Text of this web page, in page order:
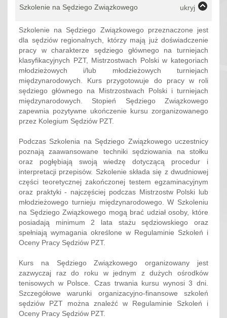
Szkolenie na Sędziego Związkowego ukryj
Szkolenie na Sędziego Związkowego przeznaczone jest
dla sędziów regionalnych, którzy mają już doświadczenie
pracy w charakterze sędziego głównego na turniejach
klasyfikacyjnych PZT, Mistrzostwach Polski w kategoriach
młodzieżowych i/lub młodzieżowych turniejach
międzynarodowych. Kurs przygotowuje do pracy w roli
sędziego głównego na Mistrzostwach Polski i turniejach
międzynarodowych. Stopień Sędziego Związkowego
zapewnia pozytywne ukończenie kursu zorganizowanego
przez Kolegium Sędziów PZT.
Podczas Szkolenia na Sędziego Związkowego uczestnicy
poznają zaawansowane techniki sędziowania na stołku
oraz pogłębiają swoją wiedzę dotyczącą procedur i
interpretacji przepisów. Szkolenie składa się z dwudniowej
części teoretycznej zakończonej testem egzaminacyjnym
oraz praktyki - najczęściej podczas Mistrzostw Polski lub
młodzieżowego turnieju międzynarodowego. W Szkoleniu
na Sędziego Związkowego mogą brać udział osoby, które
posiadają minimum 2 lata stażu sędziowskiego oraz
spełniają wymagania określone w Regulaminie Szkoleń i
Oceny Pracy Sędziów PZT.
Kurs na Sędziego Związkowego organizowany jest
zazwyczaj raz do roku w jednym z dużych ośrodków
tenisowych w Polsce. Czas trwania kursu wynosi 3 dni.
Szczegółowe warunki organizacyjno-finansowe szkoleń
sędziów PZT można znaleźć w Regulaminie Szkoleń i
Oceny Pracy Sędziów PZT.